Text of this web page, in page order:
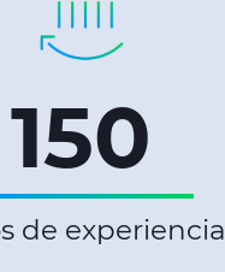
150
de experiencia